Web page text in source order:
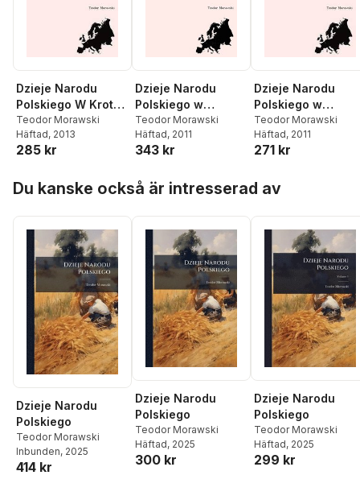
Dzieje Narodu
Polskiego W Krotko
CI Zebrane.
Wydanie Wtore.
(Wskazowka
Dziejow Narodu
Teodor Morawski
Häftad, 2013
285 kr
Dzieje Narodu
Polskiego w
krótkości zebrane
... Wydanie wtóre.
(Wskazówka
Dziejów Narodu
Teodor Morawski
Häftad, 2011
343 kr
Dzieje Narodu
Polskiego w
krótkości zebrane
... Wydanie wtóre.
(Wskazówka
Dziejów Narodu
Teodor Morawski
Häftad, 2011
271 kr
Du kanske också är intresserad av
Dzieje Narodu
Polskiego
Teodor Morawski
Inbunden, 2025
414 kr
Dzieje Narodu
Polskiego
Teodor Morawski
Häftad, 2025
300 kr
Dzieje Narodu
Polskiego
Teodor Morawski
Häftad, 2025
299 kr